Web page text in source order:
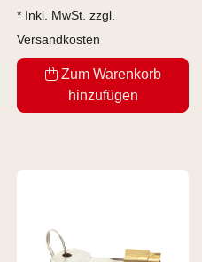
* Inkl. MwSt. zzgl.
Versandkosten
Zum Warenkorb
hinzufügen